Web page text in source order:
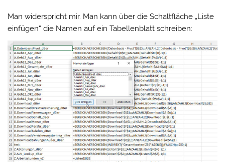
Man widerspricht mir. Man kann über die Schaltfläche „Liste
einfügen“ die Namen auf ein Tabellenblatt schreiben: